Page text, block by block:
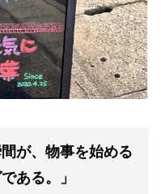
が、物事を始める
ある。」